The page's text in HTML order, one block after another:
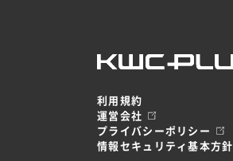
利用規約
運営会社
プライバシーポリシー
情報セキュリティ基本方針